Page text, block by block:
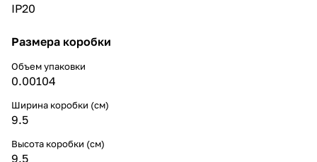
IP20
Размера коробки
Объем упаковки
0.00104
Ширина коробки (см)
9.5
Высота коробки (см)
9.5